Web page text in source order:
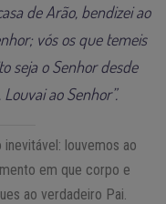
de Arão, bendizei ao
vós os que temeis
seja o Senhor desde
ao Senhor”.
louvemos ao
em que corpo e
ao verdadeiro Pai.